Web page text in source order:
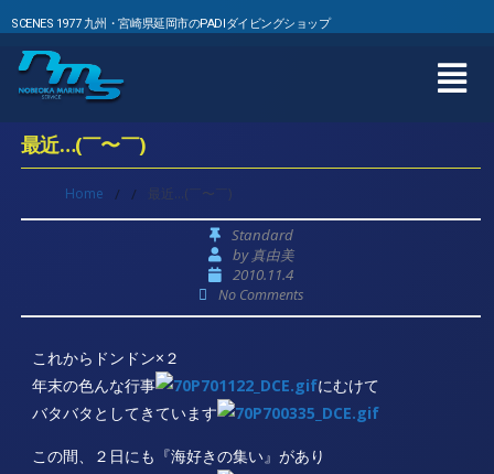
SCENES 1977 九州・宮崎県延岡市のPADIダイビングショップ
最近…(￣〜￣)
Home / / 最近…(￣〜￣)
Standard
by真由美
2010.11.4
No Comments
これからドンドン×２
年末の色んな行事
にむけて
バタバタとしてきています
この間、２日にも『海好きの集い』があり